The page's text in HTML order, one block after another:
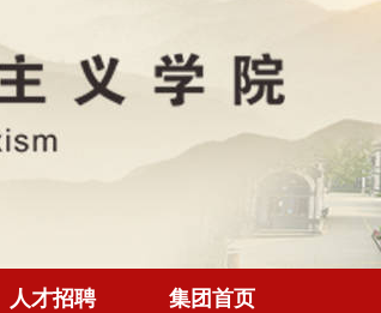
人才招聘 集团首页